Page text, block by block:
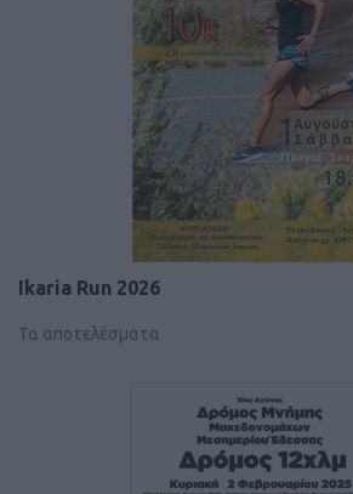
Ikaria Run 2026
Τα αποτελέσματα